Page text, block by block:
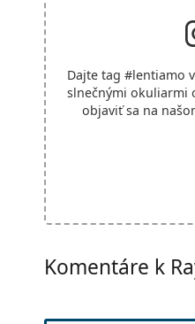
Dajte tag #lentiamo
slnečnými okuliarmi
objaviť sa na
Komentáre k